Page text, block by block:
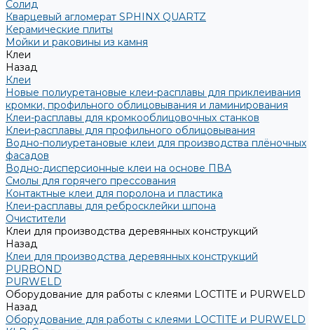
Солид
Кварцевый агломерат SPHINX QUARTZ
Керамические плиты
Мойки и раковины из камня
Клеи
Назад
Клеи
Новые полиуретановые клеи-расплавы для приклеивания
кромки, профильного облицовывания и ламинирования
Клеи-расплавы для кромкооблицовочных станков
Клеи-расплавы для профильного облицовывания
Водно-полиуретановые клеи для производства плёночных
фасадов
Водно-дисперсионные клеи на основе ПВА
Смолы для горячего прессования
Контактные клеи для поролона и пластика
Клеи-расплавы для ребросклейки шпона
Очистители
Клеи для производства деревянных конструкций
Назад
Клеи для производства деревянных конструкций
PURBOND
PURWELD
Оборудование для работы с клеями LOCTITE и PURWELD
Назад
Оборудование для работы с клеями LOCTITE и PURWELD